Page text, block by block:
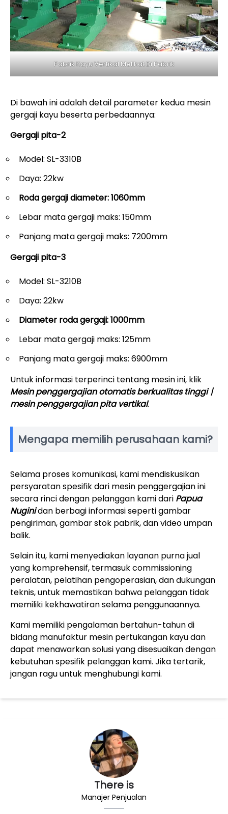
There is
Manajer Penjualan
Pabrik Kayu Vertikal Melihat Di Pabrik
Di bawah ini adalah detail parameter kedua mesin
gergaji kayu beserta perbedaannya:
Gergaji pita-2
Model: SL-3310B
Daya: 22kw
Roda gergajidiameter: 1060mm
Lebar mata gergaji maks: 150mm
Panjang mata gergaji maks: 7200mm
Gergaji pita-3
Model: SL-3210B
Daya: 22kw
Diameter roda gergaji: 1000mm
Lebar mata gergaji maks: 125mm
Panjang mata gergaji maks: 6900mm
Untuk informasi terperinci tentang mesin ini, klik
Mesin penggergajian otomatis berkualitas tinggi丨
mesin penggergajian pita vertikal.
Mengapa memilih perusahaan kami?
Selama proses komunikasi, kami mendiskusikan
persyaratan spesifik dari mesin penggergajian ini
secara rinci dengan pelanggan kami dari Papua
Nuginidan berbagi informasi seperti gambar
pengiriman, gambar stok pabrik, dan video umpan
balik.
Selain itu, kami menyediakan layanan purna jual
yang komprehensif, termasuk commissioning
peralatan, pelatihan pengoperasian, dan dukungan
teknis, untuk memastikan bahwa pelanggan tidak
memiliki kekhawatiran selama penggunaannya.
Kami memiliki pengalaman bertahun-tahun di
bidang manufaktur mesin pertukangan kayu dan
dapat menawarkan solusi yang disesuaikan dengan
kebutuhan spesifik pelanggan kami. Jika tertarik,
jangan ragu untuk menghubungi kami.